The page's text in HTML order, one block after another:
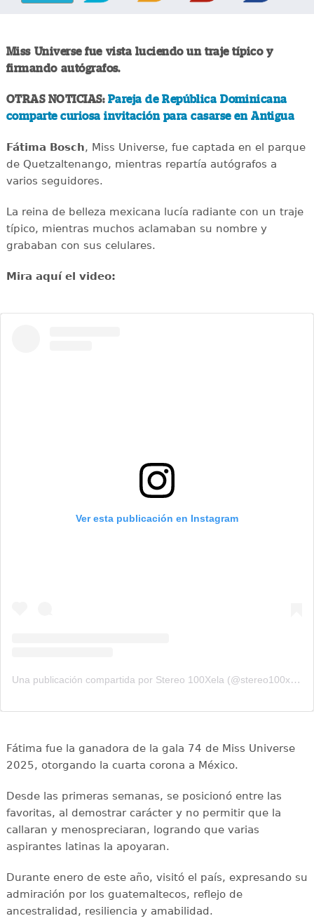
Miss Universe fue vista luciendo un traje típico y
firmando autógrafos.
OTRAS NOTICIAS: Pareja de República Dominicana
comparte curiosa invitación para casarse en Antigua
Fátima Bosch, Miss Universe, fue captada en el parque
de Quetzaltenango, mientras repartía autógrafos a
varios seguidores.
La reina de belleza mexicana lucía radiante con un traje
típico, mientras muchos aclamaban su nombre y
grababan con sus celulares.
Mira aquí el video:
Ver esta publicación en Instagram
Una publicación compartida por Stereo 100Xela (@stereo100xela)
Fátima fue la ganadora de la gala 74 de Miss Universe
2025, otorgando la cuarta corona a México.
Desde las primeras semanas, se posicionó entre las
favoritas, al demostrar carácter y no permitir que la
callaran y menospreciaran, logrando que varias
aspirantes latinas la apoyaran.
Durante enero de este año, visitó el país, expresando su
admiración por los guatemaltecos, reflejo de
ancestralidad, resiliencia y amabilidad.